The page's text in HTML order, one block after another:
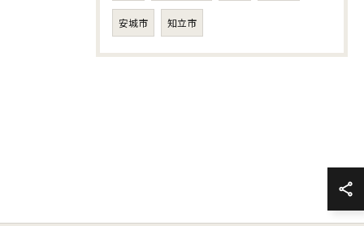
安城市 知立市